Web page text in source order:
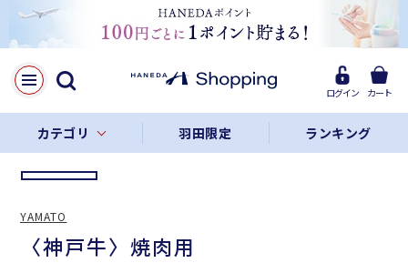
ログイン カート
カテゴリ 羽田限定 ランキング
LINE
Facebook
リンクをコピー
〈神戸牛〉焼肉用
YAMATO